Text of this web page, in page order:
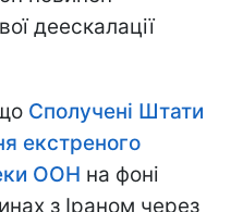
деескалації
Сполучені Штати
екстреного
ООН на фоні
з Іраном через